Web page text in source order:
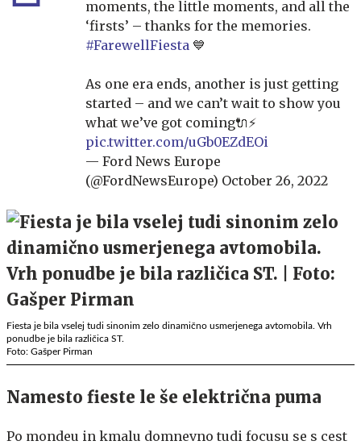
moments, the little moments, and all the
‘firsts’ – thanks for the memories.
#FarewellFiesta 💙
As one era ends, another is just getting
started – and we can’t wait to show you
what we’ve got coming🔌⚡️
pic.twitter.com/uGb0EZdEOi
— Ford News Europe
(@FordNewsEurope) October 26, 2022
Fiesta je bila vselej tudi sinonim zelo dinamično usmerjenega avtomobila. Vrh
ponudbe je bila različica ST.
Foto: Gašper Pirman
Namesto fieste le še električna puma
Po mondeu in kmalu domnevno tudi focusu se s cest